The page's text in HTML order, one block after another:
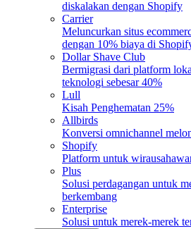
diskalakan dengan Shopify
Carrier
Meluncurkan situs
dengan 10% biaya di
Dollar Shave Club
Bermigrasi dari platform
teknologi sebesar 40%
Lull
Kisah Penghematan 25%
Allbirds
Konversi omnichannel
Shopify
Platform untuk
Plus
Solusi perdagangan untuk
berkembang
Enterprise
Solusi untuk merek-merek